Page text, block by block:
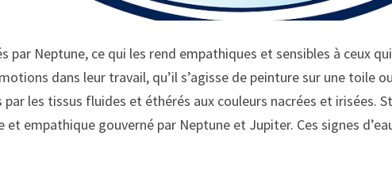
par Neptune, ce qui les rend empathiques et sensibles à ceux
dans leur travail, qu’il s’agisse de peinture sur une toile
les tissus fluides et éthérés aux couleurs nacrées et irisées.
et empathique gouverné par Neptune et Jupiter. Ces signes